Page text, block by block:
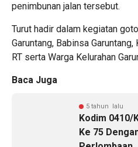
penimbunan jalan tersebut.
Turut hadir dalam kegiatan
Garuntang, Babinsa
RT serta Warga Kelurahan
Baca Juga
5 tahun lalu
Kodim 0410/
Ke 75